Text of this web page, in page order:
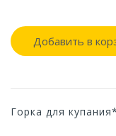
Добавить в
Горка для